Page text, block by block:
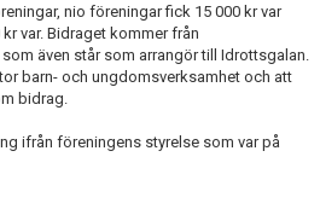
nio föreningar fick 15 000 kr var
var. Bidraget kommer från
även står som arrangör till Idrottsgalan.
barn- och ungdomsverksamhet och att
bidrag.
ifrån föreningens styrelse som var på